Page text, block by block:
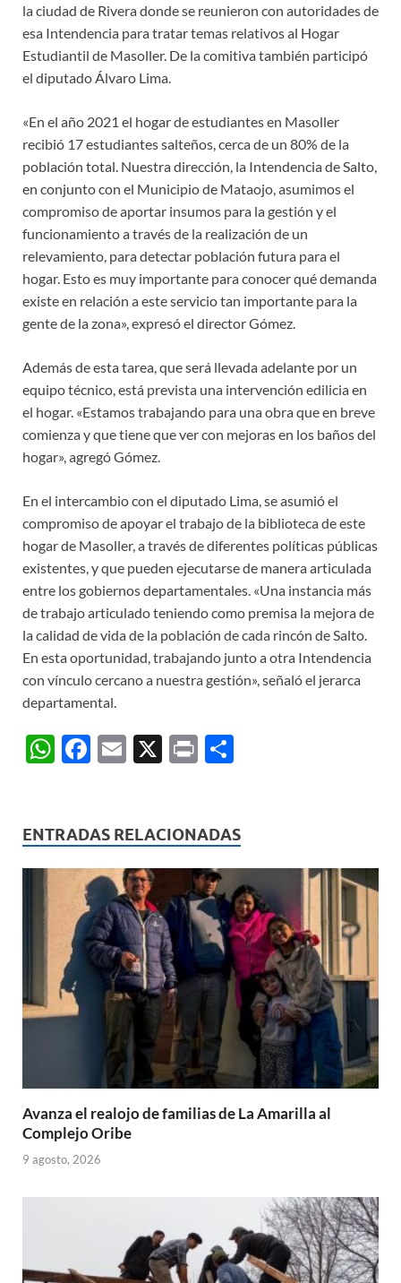
la ciudad de Rivera donde se reunieron con autoridades de
esa Intendencia para tratar temas relativos al Hogar
Estudiantil de Masoller. De la comitiva también participó
el diputado Álvaro Lima.
«En el año 2021 el hogar de estudiantes en Masoller
recibió 17 estudiantes salteños, cerca de un 80% de la
población total. Nuestra dirección, la Intendencia de Salto,
en conjunto con el Municipio de Mataojo, asumimos el
compromiso de aportar insumos para la gestión y el
funcionamiento a través de la realización de un
relevamiento, para detectar población futura para el
hogar. Esto es muy importante para conocer qué demanda
existe en relación a este servicio tan importante para la
gente de la zona», expresó el director Gómez.
Además de esta tarea, que será llevada adelante por un
equipo técnico, está prevista una intervención edilicia en
el hogar. «Estamos trabajando para una obra que en breve
comienza y que tiene que ver con mejoras en los baños del
hogar», agregó Gómez.
En el intercambio con el diputado Lima, se asumió el
compromiso de apoyar el trabajo de la biblioteca de este
hogar de Masoller, a través de diferentes políticas públicas
existentes, y que pueden ejecutarse de manera articulada
entre los gobiernos departamentales. «Una instancia más
de trabajo articulado teniendo como premisa la mejora de
la calidad de vida de la población de cada rincón de Salto.
En esta oportunidad, trabajando junto a otra Intendencia
con vínculo cercano a nuestra gestión», señaló el jerarca
departamental.
W
s
A
F
b
o
o
k
E
X
P
p
ar
ti
r
ENTRADAS RELACIONADAS
Avanza el realojo de familias de La Amarilla al
Complejo Oribe
9 agosto, 2026